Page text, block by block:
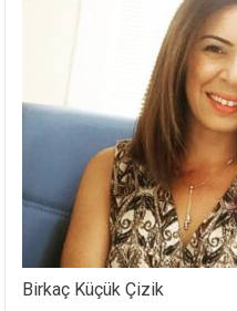
Birkaç Küçük Çizik